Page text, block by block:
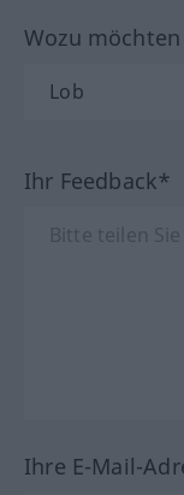
Wozu
Ihr Feedback*
Ihre E-Mail-